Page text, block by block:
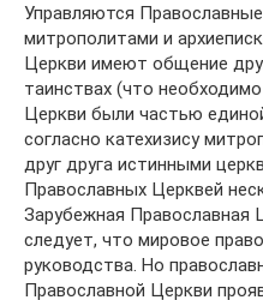
Управляются
митрополитами и
Церкви имеют общение
таинствах (что
Церкви были частью
согласно катехизису
друг друга истинными
Православных Церквей
Зарубежная Православная
следует, что мировое
руководства. Но
Православной Церкви